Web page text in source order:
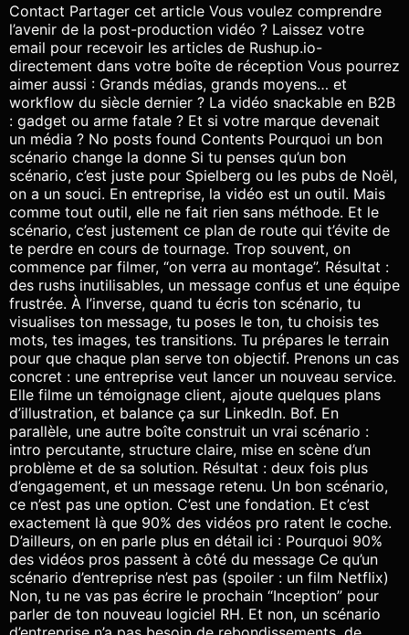
Contact Partager cet article Vous voulez comprendre
l’avenir de la post-production vidéo ? Laissez votre
email pour recevoir les articles de Rushup.io-
directement dans votre boîte de réception Vous pourrez
aimer aussi : Grands médias, grands moyens… et
workflow du siècle dernier ? La vidéo snackable en B2B
: gadget ou arme fatale ? Et si votre marque devenait
un média ? No posts found Contents Pourquoi un bon
scénario change la donne Si tu penses qu’un bon
scénario, c’est juste pour Spielberg ou les pubs de Noël,
on a un souci. En entreprise, la vidéo est un outil. Mais
comme tout outil, elle ne fait rien sans méthode. Et le
scénario, c’est justement ce plan de route qui t’évite de
te perdre en cours de tournage. Trop souvent, on
commence par filmer, “on verra au montage”. Résultat :
des rushs inutilisables, un message confus et une équipe
frustrée. À l’inverse, quand tu écris ton scénario, tu
visualises ton message, tu poses le ton, tu choisis tes
mots, tes images, tes transitions. Tu prépares le terrain
pour que chaque plan serve ton objectif. Prenons un cas
concret : une entreprise veut lancer un nouveau service.
Elle filme un témoignage client, ajoute quelques plans
d’illustration, et balance ça sur LinkedIn. Bof. En
parallèle, une autre boîte construit un vrai scénario :
intro percutante, structure claire, mise en scène d’un
problème et de sa solution. Résultat : deux fois plus
d’engagement, et un message retenu. Un bon scénario,
ce n’est pas une option. C’est une fondation. Et c’est
exactement là que 90% des vidéos pro ratent le coche.
D’ailleurs, on en parle plus en détail ici : Pourquoi 90%
des vidéos pros passent à côté du message Ce qu’un
scénario d’entreprise n’est pas (spoiler : un film Netflix)
Non, tu ne vas pas écrire le prochain “Inception” pour
parler de ton nouveau logiciel RH. Et non, un scénario